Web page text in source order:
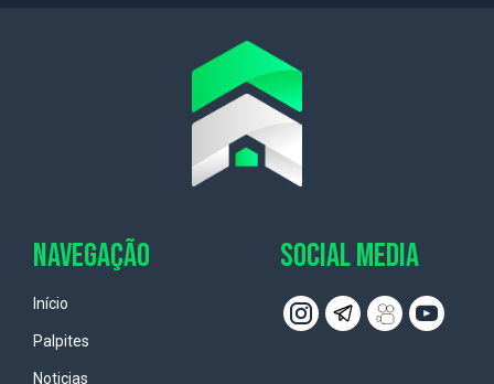
NAVEGAÇÃO
Início
Palpites
Noticias
SOCIAL MEDIA